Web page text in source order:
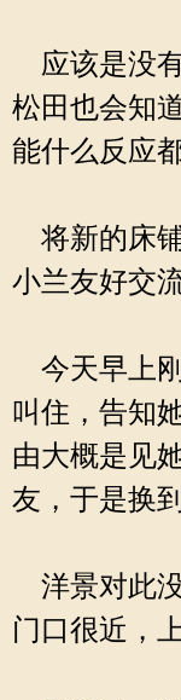
应该是没
松田也会知
能什么反应
将新的床
小兰友好交流
今天早上
叫住，告知
由大概是见
友，于是换
洋景对此
门口很近，